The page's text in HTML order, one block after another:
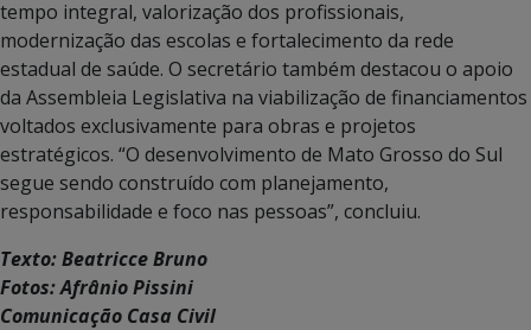
tempo integral, valorização dos profissionais,
modernização das escolas e fortalecimento da rede
estadual de saúde. O secretário também destacou o apoio
da Assembleia Legislativa na viabilização de financiamentos
voltados exclusivamente para obras e projetos
estratégicos. “O desenvolvimento de Mato Grosso do Sul
segue sendo construído com planejamento,
responsabilidade e foco nas pessoas”, concluiu.
Texto: Beatricce Bruno
Fotos: Afrânio Pissini
Comunicação Casa Civil